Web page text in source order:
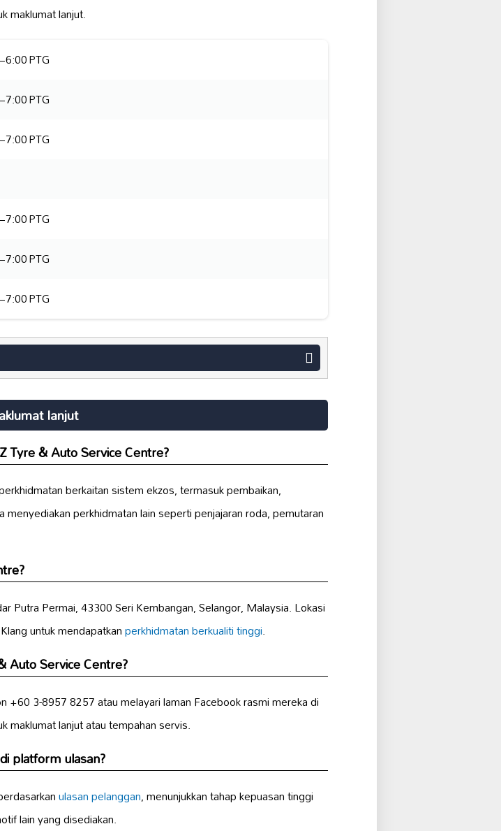
maklumat lanjut.
PTG
PTG
PTG
PTG
PTG
PTG
lanjut
Tyre & Auto Service Centre?
berkaitan sistem ekzos, termasuk pembaikan,
perkhidmatan lain seperti penjajaran roda, pemutaran
Putra Permai, 43300 Seri Kembangan, Selangor, Malaysia. Lokasi
untuk mendapatkanperkhidmatan berkualiti tinggi.
Auto Service Centre?
3-8957 8257 atau melayari laman Facebook rasmi mereka di
maklumat lanjut atau tempahan servis.
platform ulasan?
ulasan pelanggan, menunjukkan tahap kepuasan tinggi
lain yang disediakan.